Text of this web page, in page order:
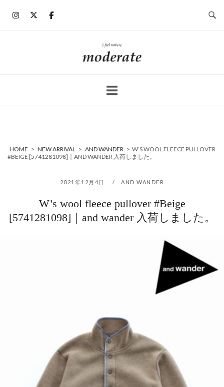
ホ
ー
HOME > NEW ARRIVAL > AND WANDER > W’S WOOL FLEECE PULLOVER
#BEIGE [5741281098]｜AND WANDER 入荷しました。
2021年12月4日 AND WANDER
W’s wool fleece pullover #Beige
[5741281098]｜and wander 入荷しました。